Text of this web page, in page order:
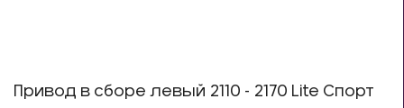
Привод в сборе левый 2110 - 2170 Lite Спорт